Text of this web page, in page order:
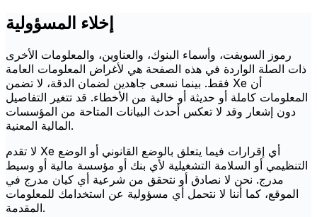
إخلاء المسؤولية
رموز السويفت، وأسماء البنوك، والعناوين، والمعلومات الأخرى
ذات الصلة الواردة في هذه الصفحة هي لأغراض المعلومات العامة
فقط. بينما نسعى جاهدين لضمان الدقة، لا تضمن Xe أن
المعلومات كاملة أو حديثة أو خالية من الأخطاء. قد تتغير التفاصيل
دون إشعار وقد لا تعكس أحدث البيانات المتاحة من المؤسسات
المالية المعنية.
لا تقدم Xe أي إقرارات فيما يتعلق بالوضع القانوني أو الوضع
التنظيمي أو السلامة التشغيلية لأي بنك أو مؤسسة مالية أو وسيط
مدرج. نحن لا نصادق أو نتحقق من شرعية أي كيان مدرج في
الموقع، كما أننا لا نتحمل أي مسؤولية عن استخدامك للمعلومات
المقدمة.